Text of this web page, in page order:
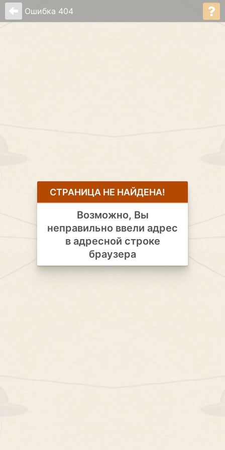
Ошибка 404
CТРАНИЦА НЕ НАЙДЕНА!
Возможно, Вы
неправильно ввели адрес
в адресной строке
браузера